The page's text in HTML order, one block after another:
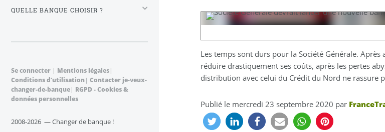
Les temps sont durs pour la Société Générale.
réduire drastiquement ses coûts, après les pertes
distribution avec celui du Crédit du Nord ne rassure
Publié le mercredi 23 septembre 2020 par
QUELLE BANQUE CHOISIR ?
Se connecter | Mentions légales|
Conditions d’utilisation| Contacter je-veux-
changer-de-banque| RGPD - Cookies &
données personnelles
2008-2026 — Changer de banque !